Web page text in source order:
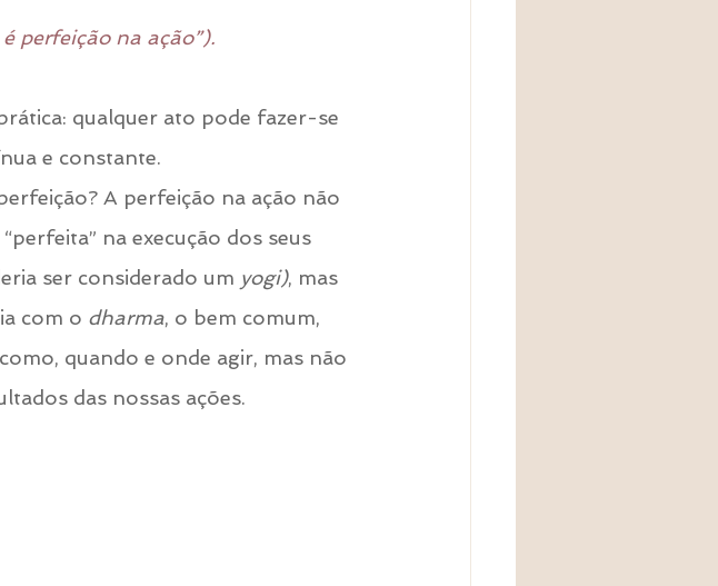
perfeição na ação”).
qualquer ato pode fazer-se
e constante.
A perfeição na ação não
na execução dos seus
ser considerado um yogi), mas
com o dharma, o bem comum,
quando e onde agir, mas não
das nossas ações.